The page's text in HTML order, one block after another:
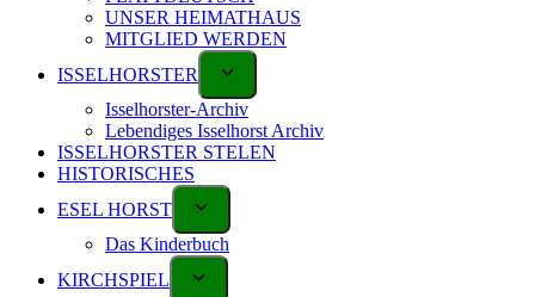
UNSER HEIMATHAUS
MITGLIED WERDEN
ISSELHORSTER
Isselhorster-Archiv
Lebendiges Isselhorst Archiv
ISSELHORSTER STELEN
HISTORISCHES
ESEL HORST
Das Kinderbuch
KIRCHSPIEL